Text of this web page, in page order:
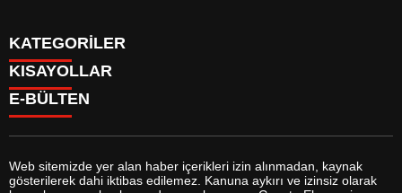
KATEGORİLER
GÜNDEM
DÜNYA
SİYASET
MAGAZİN
SAĞLIK
EĞİTİM
KISAYOLLAR
BURÇLAR
FİKSTÜR
FİRMA EKLE
E-BÜLTEN
Web sitemizde yer alan haber içerikleri izin alınmadan, kaynak
gösterilerek dahi iktibas edilemez. Kanuna aykırı ve izinsiz olarak